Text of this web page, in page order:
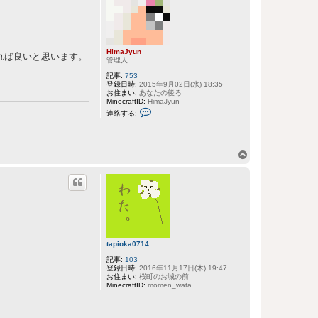
HimaJyun
管理人
記事: 753
登録日時: 2015年9月02日(水) 18:35
お住まい: あなたの後ろ
MinecraftID: HimaJyun
連絡する:
絡
す
る
良いと思います。
tapioka0714
記事: 103
登録日時: 2016年11月17日(木) 19:47
お住まい: 桜町のお城の前
MinecraftID: momen_wata